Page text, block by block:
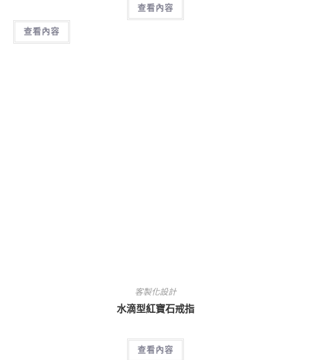
查看內容
查看內容
客製化設計
水滴型紅寶石戒指
查看內容